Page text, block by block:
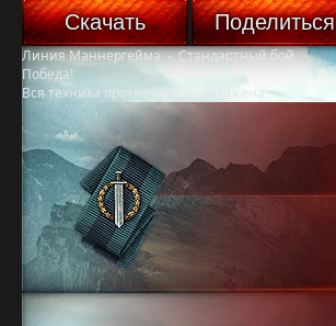
Скачать Поделиться
Линия Маннергейма-Стандартный бой
Победа!
Вся техника противника уничтожена